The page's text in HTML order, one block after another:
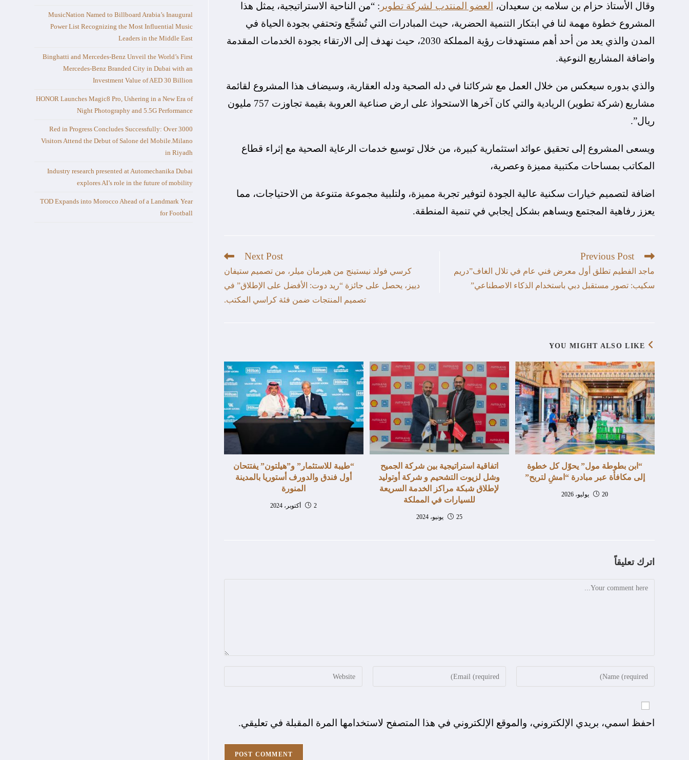
وقال الأستاذ حزام بن سلامه بن سعيدان، العضو المنتدب لشركة تطوير : “من الناحية الاستراتيجية، يمثل هذا
المشروع خطوة مهمة لنا في ابتكار التنمية الحضرية، حيث المبادرات التي تُشجِّع وتحتفي بجودة الحياة في
المدن والذي يعد من أحد أهم مستهدفات رؤية المملكة 2030، حيث نهدف إلى الارتقاء بجودة الخدمات المقدمة
واضافة المشاريع النوعية.
والذي بدوره سيعكس من خلال العمل مع شركائنا في دله الصحية ودله العقارية، وسيضاف هذا المشروع لقائمة
مشاريع (شركة تطوير) الريادية والتي كان آخرها الاستحواذ على ارض صناعية العروبة بقيمة تجاوزت 757 مليون
ريال”.
ويسعى المشروع إلى تحقيق عوائد استثمارية كبيرة، من خلال توسيع خدمات الرعاية الصحية مع إثراء قطاع
المكاتب بمساحات مكتبية مميزة وعصرية،
اضافة لتصميم خيارات سكنية عالية الجودة لتوفير تجربة مميزة، ولتلبية مجموعة متنوعة من الاحتياجات، مما
يعزز رفاهية المجتمع ويساهم بشكل إيجابي في تنمية المنطقة.
Previous Post
ماجد الفطيم تطلق أول معرض فني عام في تلال الغاف”دريم
سكيب: تصور مستقبل دبي باستخدام الذكاء الاصطناعي”
Next Post
كرسي فولد نيستينج من هيرمان ميلر، من تصميم ستيفان
دييز، يحصل على جائزة “ريد دوت: الأفضل على الإطلاق” في
تصميم المنتجات ضمن فئة كراسي المكتب.
YOU MIGHT ALSO LIKE
“طيبة للاستثمار” و”هيلتون” يفتتحان
أول فندق والدورف أستوريا بالمدينة
المنورة
2 أكتوبر، 2024
اتفاقية استراتيجية بين شركة الجميح
وشل لزيوت التشحيم و شركة أوتوليد
لإطلاق شبكة مراكز الخدمة السريعة
للسيارات في المملكة
25 يونيو، 2024
“ابن بطوطة مول” يحوّل كل خطوة
إلى مكافأة عبر مبادرة “امشِ لتربح”
20 يوليو، 2026
اترك تعليقاً
احفظ اسمي، بريدي الإلكتروني، والموقع الإلكتروني في هذا المتصفح لاستخدامها المرة المقبلة في تعليقي.
MusicNation Named to Billboard Arabia’s Inaugural
Power List Recognizing the Most Influential Music
Leaders in the Middle East
Binghatti and Mercedes-Benz Unveil the World’s First
Mercedes-Benz Branded City in Dubai with an
Investment Value of AED 30 Billion
HONOR Launches Magic8 Pro, Ushering in a New Era of
Night Photography and 5.5G Performance
Red in Progress Concludes Successfully: Over 3000
Visitors Attend the Debut of Salone del Mobile.Milano
in Riyadh
Industry research presented at Automechanika Dubai
explores AI’s role in the future of mobility
TOD Expands into Morocco Ahead of a Landmark Year
for Football